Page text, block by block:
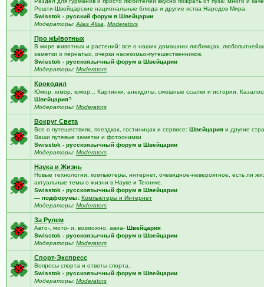
Рошти-Швейцарские национальные блюда и другие яства Народов Мира.
Swisstok - русский форум в Швейцарии
Модераторы: Alias Alisa Moderators
Про жЫвотных
В мире животных и растений: все о наших домашних любимцах,
заметки о пернатых, очерки насекомых-путешественников.
Swisstok - русскоязычный форум в Швейцарии
Модераторы: Moderators
Крокодил
Юмор, юмор, юмор... Картинки, анекдоты, смешные ссылки и истории.
Швейцария?
Модераторы: Moderators
Вокруг Света
Все о путешествиях, поездках, гостиницах и сервисе: Швейцарияи другие
Ваши путевые заметки и фотоснимки
Swisstok - русскоязычный форум в Швейцарии
Модераторы: Moderators
Наука и Жизнь
Новые технологии, компьютеры, интернет, очевидное-невероятное, есть ли
актуальные темы о жизни в Науке и Технике.
Swisstok - русскоязычный форум в Швейцарии
— подфорумы: Компьютеры и Интернет
Модераторы: Moderators
За Рулем
Авто-, мото- и, возможно, авиа- Швейцария
Swisstok - русскоязычный форум в Швейцарии
Модераторы: Moderators
Спорт-Экспресс
Вопросы спорта и ответы спорта.
Swisstok - русскоязычный форум в Швейцарии
Модераторы: Moderators